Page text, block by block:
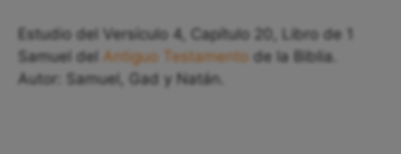
Estudio del Versículo 4, Capítulo 20, Libro de 1
Samuel del Antiguo Testamento de la Biblia.
Autor: Samuel, Gad y Natán.